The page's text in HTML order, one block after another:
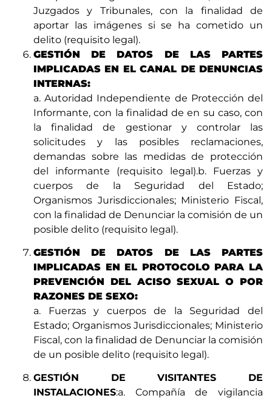
Juzgados y Tribunales, con la finalidad de
aportar las imágenes si se ha cometido un
delito (requisito legal).
GESTIÓN DE DATOS DE LAS PARTES
IMPLICADAS EN EL CANAL DE DENUNCIAS
INTERNAS:
a. Autoridad Independiente de Protección del
Informante, con la finalidad de en su caso, con
la finalidad de gestionar y controlar las
solicitudes y las posibles reclamaciones,
demandas sobre las medidas de protección
del informante (requisito legal).b. Fuerzas y
cuerpos de la Seguridad del Estado;
Organismos Jurisdiccionales; Ministerio Fiscal,
con la finalidad de Denunciar la comisión de un
posible delito (requisito legal).
GESTIÓN DE DATOS DE LAS PARTES
IMPLICADAS EN EL PROTOCOLO PARA LA
PREVENCIÓN DEL ACISO SEXUAL O POR
RAZONES DE SEXO:
a. Fuerzas y cuerpos de la Seguridad del
Estado; Organismos Jurisdiccionales; Ministerio
Fiscal, con la finalidad de Denunciar la comisión
de un posible delito (requisito legal).
GESTIÓN DE VISITANTES DE
INSTALACIONES:a. Compañía de vigilancia